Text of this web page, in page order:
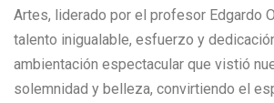
Artes, liderado por el profesor Edgardo
talento inigualable, esfuerzo y
ambientación espectacular que vistió
solemnidad y belleza, convirtiendo el